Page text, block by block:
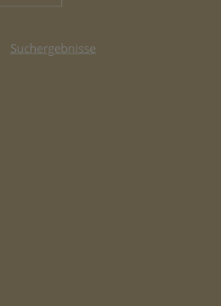
Suchergebnisse